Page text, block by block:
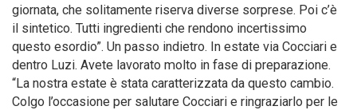
giornata, che solitamente riserva diverse sorprese. Poi c’è
il sintetico. Tutti ingredienti che rendono incertissimo
questo esordio”. Un passo indietro. In estate via Cocciari e
dentro Luzi. Avete lavorato molto in fase di preparazione.
“La nostra estate è stata caratterizzata da questo cambio.
Colgo l’occasione per salutare Cocciari e ringraziarlo per le